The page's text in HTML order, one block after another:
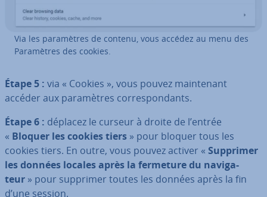
Via les pa­ra­mètres de contenu, vous accédez au menu des
Pa­ra­mètres des cookies.
Étape 5 : via « Cookies », vous pouvez main­te­nant
accéder aux pa­ra­mètres cor­res­pon­dants.
Étape 6 : déplacez le curseur à droite de l’entrée
« Bloquer les cookies tiers » pour bloquer tous les
cookies tiers. En outre, vous pouvez activer « Supprimer
les données locales après la fermeture du na­vi­ga­
teur » pour supprimer toutes les données après la fin
d’une session.